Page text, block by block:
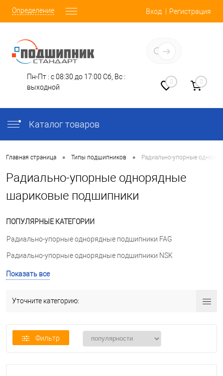
Определение Вход Регистрация
Пн-Пт : с 08:30 до 17:00 Сб, Вс :
выходной
0 0
Каталог товаров
Главная страница • Типы подшипников • Радиально-упорные
Радиально-упорные однорядные
шариковые подшипники
ПОПУЛЯРНЫЕ КАТЕГОРИИ
Радиально-упорные однорядные подшипники FAG
Радиально-упорные однорядные подшипники NSK
Радиально-упорные однорядные подшипники UBC
Показать все
Уточните категорию:
Фильтр